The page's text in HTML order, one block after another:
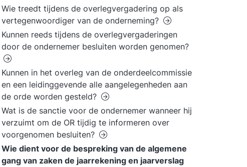
Wie treedt tijdens de overlegvergadering op als
vertegenwoordiger van de onderneming?
Kunnen reeds tijdens de overlegvergaderingen
door de ondernemer besluiten worden genomen?
Kunnen in het overleg van de onderdeelcommissie
en een leidinggevende alle aangelegenheden aan
de orde worden gesteld?
Wat is de sanctie voor de ondernemer wanneer hij
verzuimt om de OR tijdig te informeren over
voorgenomen besluiten?
Wie dient voor de bespreking van de algemene
gang van zaken de jaarrekening en jaarverslag